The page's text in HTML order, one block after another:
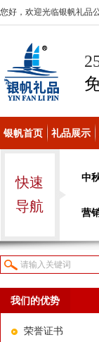
您好，欢迎光临银帆礼品
银帆首页 礼品展示
快速
导航
中
营
我们的优势
荣誉证书